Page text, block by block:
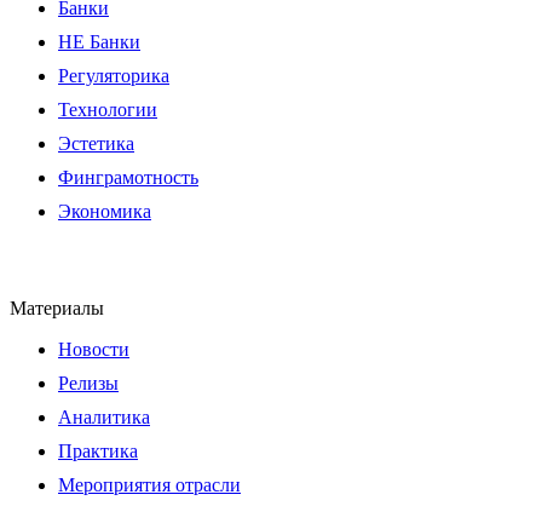
Банки
НЕ Банки
Регуляторика
Технологии
Эстетика
Финграмотность
Экономика
Материалы
Новости
Релизы
Аналитика
Практика
Мероприятия отрасли